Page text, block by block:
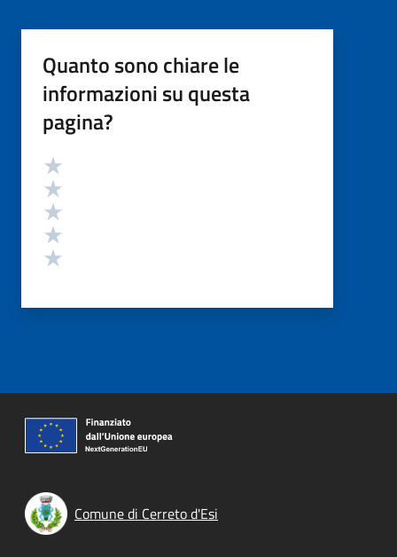
Quanto sono chiare le
informazioni su questa
pagina?
Valutazione
Comune di Cerreto d'Esi